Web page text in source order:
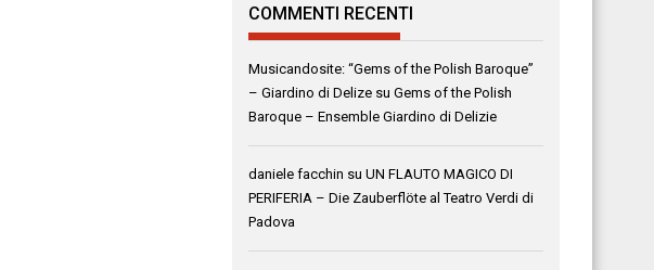
COMMENTI RECENTI
Musicandosite: “Gems of the Polish Baroque”
– Giardino di Delize suGems of the Polish
Baroque – Ensemble Giardino di Delizie
daniele facchin suUN FLAUTO MAGICO DI
PERIFERIA – Die Zauberflöte al Teatro Verdi di
Padova